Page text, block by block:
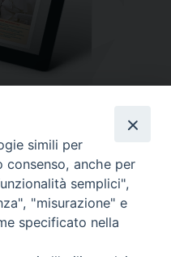
simili per
anche per
semplici",
"misurazione" e
specificato nella